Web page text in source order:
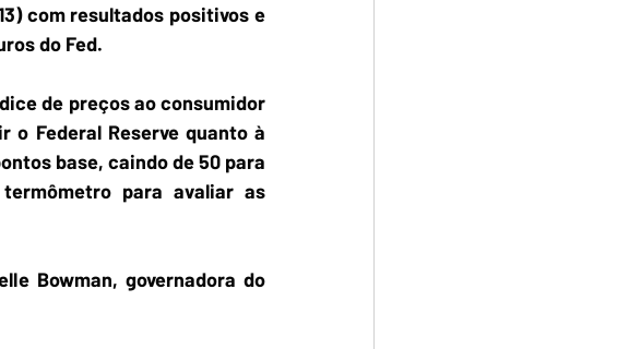
com resultados positivos e
do Fed.
de preços ao consumidor
o Federal Reserve quanto à
base, caindo de 50 para
para avaliar as
Bowman, governadora do